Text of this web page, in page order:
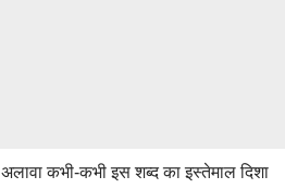
कभी-कभी इस शब्द का इस्तेमाल दिशा